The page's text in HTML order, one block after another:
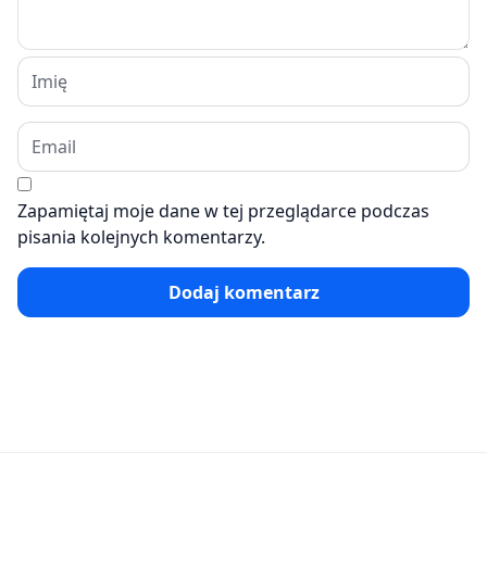
Zapamiętaj moje dane w tej przeglądarce podczas
pisania kolejnych komentarzy.
Dodaj komentarz